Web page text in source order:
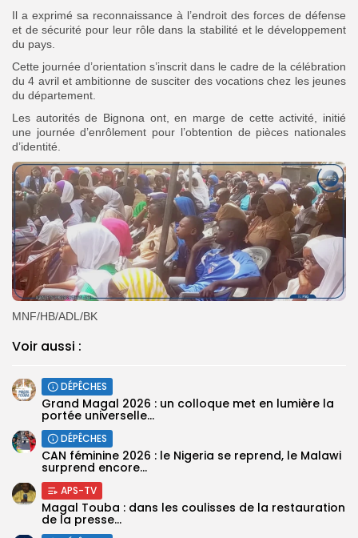
Il a exprimé sa reconnaissance à l’endroit des forces de défense
et de sécurité pour leur rôle dans la stabilité et le développement
du pays.
Cette journée d’orientation s’inscrit dans le cadre de la célébration
du 4 avril et ambitionne de susciter des vocations chez les jeunes
du département.
Les autorités de Bignona ont, en marge de cette activité, initié
une journée d’enrôlement pour l’obtention de pièces nationales
d’identité.
MNF/HB/ADL/BK
Voir aussi :
DÉPÊCHES
Grand Magal 2026 : un colloque met en lumière la
portée universelle...
DÉPÊCHES
‎CAN féminine 2026 : le Nigeria se reprend, le Malawi
surprend encore...
APS-TV
Magal Touba : dans les coulisses de la restauration
de la presse...